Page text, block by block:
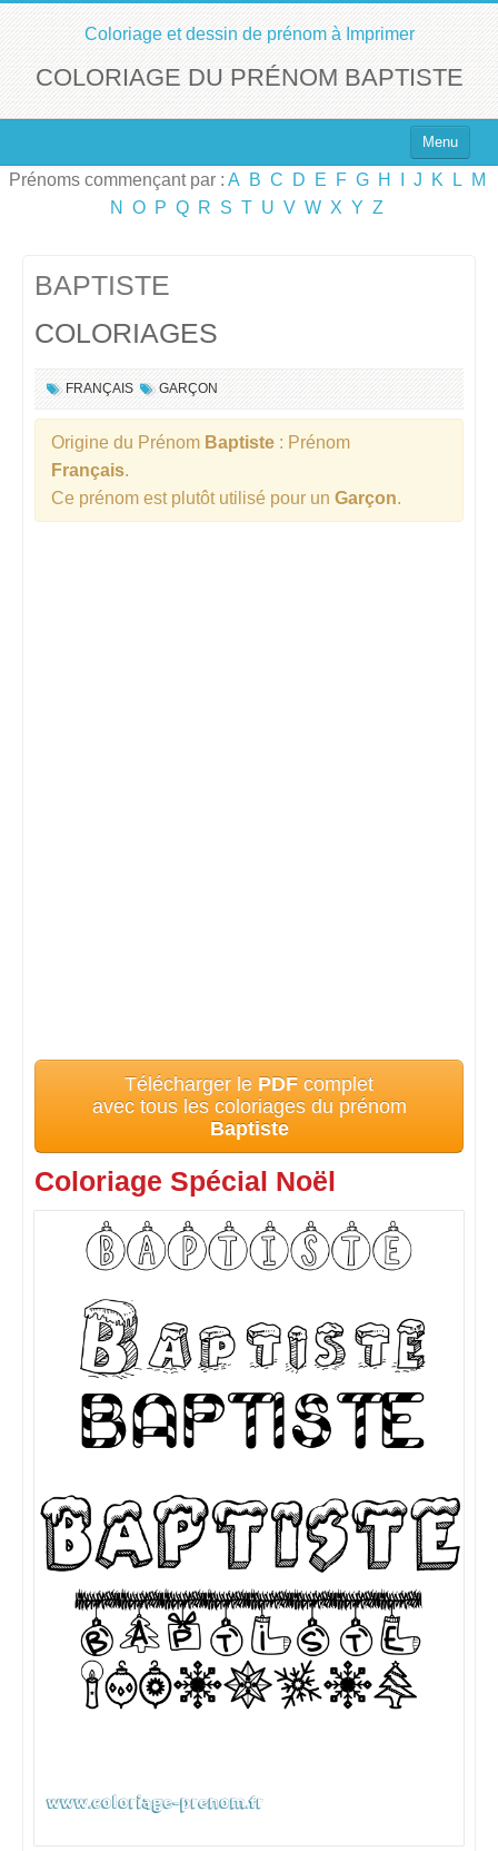
Coloriage et dessin de prénom à Imprimer
COLORIAGE DU PRÉNOM BAPTISTE
Menu
Top 100 des Prénoms
Prénoms commençant par : A B C D E F G H J K L
M
N
O P Q R S T U V W X Y Z
BAPTISTE
COLORIAGES
FRANÇAIS GARÇON
Origine du Prénom Baptiste : Prénom
Français.
Ce prénom est plutôt utilisé pour un Garçon.
Télécharger le PDF complet
avec tous les coloriages du prénom
Baptiste
Coloriage Spécial Noël